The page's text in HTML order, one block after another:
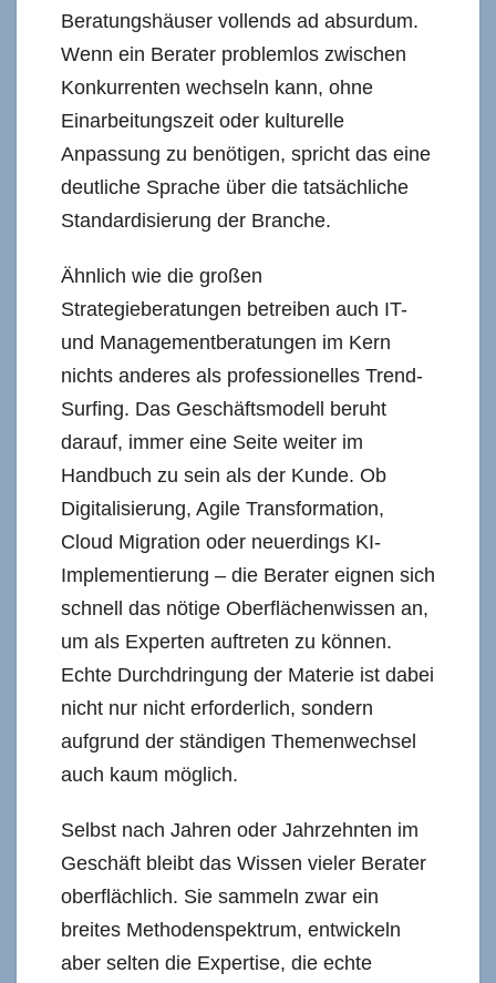
Beratungshäuser vollends ad absurdum.
Wenn ein Berater problemlos zwischen
Konkurrenten wechseln kann, ohne
Einarbeitungszeit oder kulturelle
Anpassung zu benötigen, spricht das eine
deutliche Sprache über die tatsächliche
Standardisierung der Branche.
Ähnlich wie die großen
Strategieberatungen betreiben auch IT-
und Managementberatungen im Kern
nichts anderes als professionelles Trend-
Surfing. Das Geschäftsmodell beruht
darauf, immer eine Seite weiter im
Handbuch zu sein als der Kunde. Ob
Digitalisierung, Agile Transformation,
Cloud Migration oder neuerdings KI-
Implementierung – die Berater eignen sich
schnell das nötige Oberflächenwissen an,
um als Experten auftreten zu können.
Echte Durchdringung der Materie ist dabei
nicht nur nicht erforderlich, sondern
aufgrund der ständigen Themenwechsel
auch kaum möglich.
Selbst nach Jahren oder Jahrzehnten im
Geschäft bleibt das Wissen vieler Berater
oberflächlich. Sie sammeln zwar ein
breites Methodenspektrum, entwickeln
aber selten die Expertise, die echte